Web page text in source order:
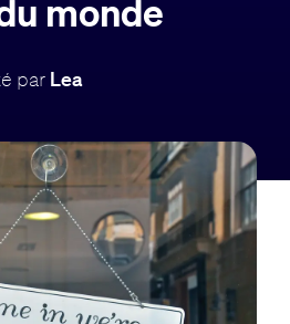
monde
par Lea